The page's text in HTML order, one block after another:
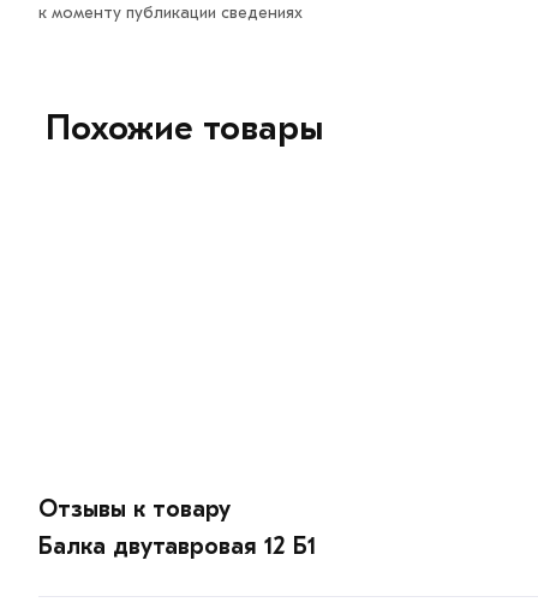
к моменту публикации сведениях
Похожие товары
Отзывы к товару
Балка двутавровая 12 Б1